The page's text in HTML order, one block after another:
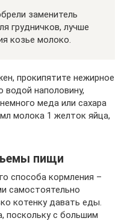
заменитель
грудничков, лучше
козье молоко.
прокипятите нежирное
водой наполовину,
меда или сахара
молока 1 желток яйца,
пищи
способа кормления –
самостоятельно
котенку давать еды.
поскольку с большим